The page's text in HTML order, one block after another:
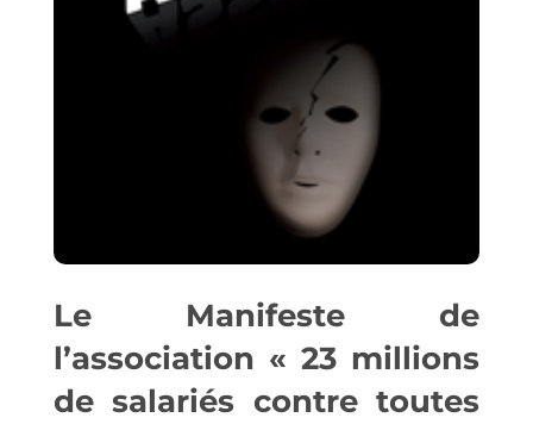
Le Manifeste de
l’association « 23 millions
de salariés contre toutes